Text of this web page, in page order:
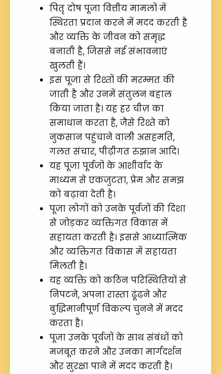
पितृ दोष पूजा वित्तीय मामलों में
स्थिरता प्रदान करने में मदद करती है
और व्यक्ति के जीवन को समृद्ध
बनाती है, जिससे नई संभावनाएं
खुलती हैं।
इस पूजा से रिश्तों की मरम्मत की
जाती है और उनमें संतुलन बहाल
किया जाता है। यह हर चीज़ का
समाधान करता है, जैसे रिश्ते को
नुकसान पहुंचाने वाली असहमति,
गलत संचार, पीढ़ीगत रुझान आदि।
यह पूजा पूर्वजों के आशीर्वाद के
माध्यम से एकजुटता, प्रेम और समझ
को बढ़ावा देती है।
पूजा लोगों को उनके पूर्वजों की दिशा
से जोड़कर व्यक्तिगत विकास में
सहायता करती है। इससे आध्यात्मिक
और व्यक्तिगत विकास में सहायता
मिलती है।
यह व्यक्ति को कठिन परिस्थितियों से
निपटने, अपना रास्ता ढूंढने और
बुद्धिमानीपूर्ण विकल्प चुनने में मदद
करता है।
पूजा उनके पूर्वजों के साथ संबंधों को
मजबूत करने और उनका मार्गदर्शन
और सुरक्षा पाने में मदद करती है।